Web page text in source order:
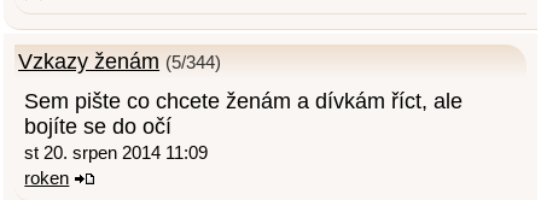
Vzkazy ženám (5/344)
Sem pište co chcete ženám a dívkám říct, ale
bojíte se do očí
st 20. srpen 2014 11:09
roken